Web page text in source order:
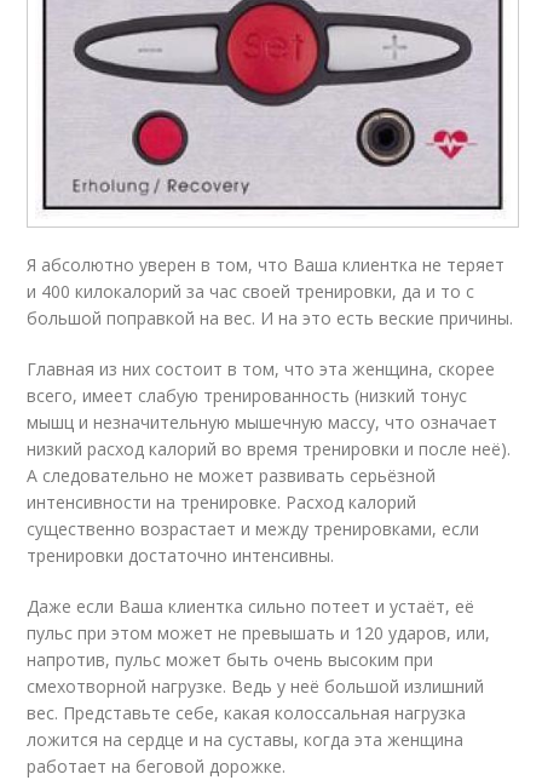
Я абсолютно уверен в том, что Ваша клиентка не теряет
и 400 килокалорий за час своей тренировки, да и то с
большой поправкой на вес. И на это есть веские причины.
Главная из них состоит в том, что эта женщина, скорее
всего, имеет слабую тренированность (низкий тонус
мышц и незначительную мышечную массу, что означает
низкий расход калорий во время тренировки и после неё).
А следовательно не может развивать серьёзной
интенсивности на тренировке. Расход калорий
существенно возрастает и между тренировками, если
тренировки достаточно интенсивны.
Даже если Ваша клиентка сильно потеет и устаёт, её
пульс при этом может не превышать и 120 ударов, или,
напротив, пульс может быть очень высоким при
смехотворной нагрузке. Ведь у неё большой излишний
вес. Представьте себе, какая колоссальная нагрузка
ложится на сердце и на суставы, когда эта женщина
работает на беговой дорожке.